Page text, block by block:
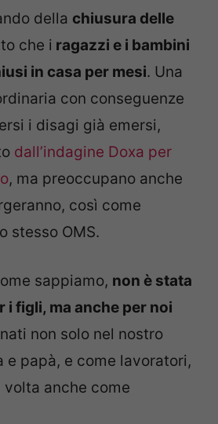
della chiusura delle
che i ragazzi e i bambini
in casa per mesi. Una
con conseguenze
i disagi già emersi,
dall’indagine Doxa per
, ma preoccupano anche
così come
stesso OMS.
sappiamo, non è stata
i figli, ma anche per noi
non solo nel nostro
e papà, e come lavoratori,
anche come